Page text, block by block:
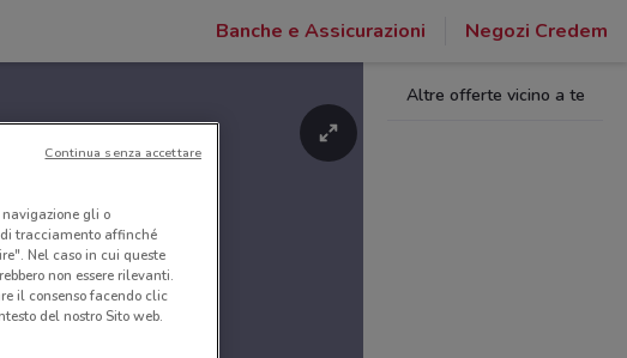
Banche e Assicurazioni Negozi Credem
Altre offerte vicino a te
gli o
tracciamento affinché
Nel caso in cui queste
non essere rilevanti.
il consenso facendo clic
del nostro Sito web.
Continua senza accettare